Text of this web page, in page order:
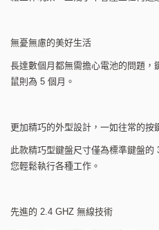
無憂無慮的美好生活
長達數個月都無需擔心電池的問題
鼠則為 5 個月。
更加精巧的外型設計，一如往常的按
此款精巧型鍵盤尺寸僅為標準鍵盤
您輕鬆執行各種工作。
先進的 2.4 GHZ 無線技術